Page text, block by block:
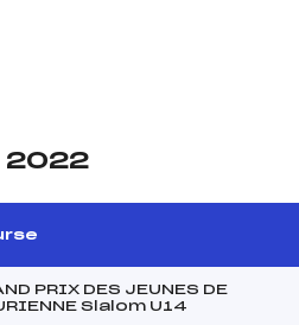
2022
PRIX DES JEUNES DE
Slalom U14